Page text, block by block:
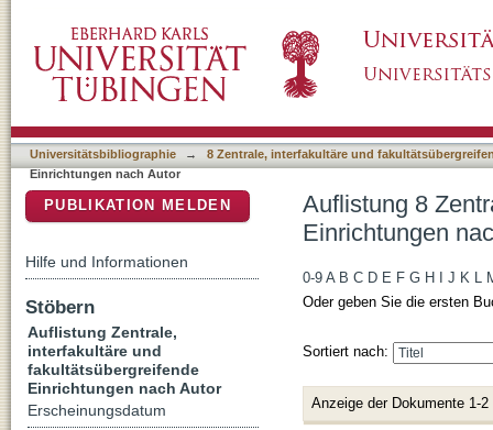
Raghavan"
Universitätsbibliographie →
8 Zentrale, interfakultäre und
Einrichtungen nach Autor
Auflistung 8
Einrichtungen
0-9 A B C D E F G H J K L
Oder geben Sie die ersten
Sortiert nach:
Anzeige der Dokumente 1-2
PUBLIKATION MELDEN
Hilfe und Informationen
Stöbern
Auflistung Zentrale,
interfakultäre und
fakultätsübergreifende
Einrichtungen nach Autor
Erscheinungsdatum